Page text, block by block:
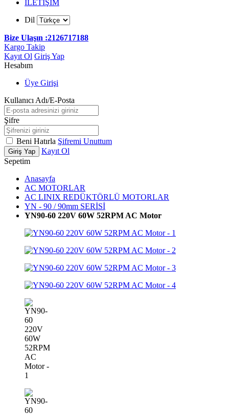
İLETİŞİM
Dil
Bize Ulaşın :2126717188
Kargo Takip
Kayıt Ol Giriş Yap
Hesabım
Üye Girişi
Kullanıcı Adı/E-Posta
Şifre
Beni Hatırla Şifremi Unuttum
Giriş Yap
Kayıt Ol
Sepetim
Anasayfa
AC MOTORLAR
AC LINIX REDÜKTÖRLÜ MOTORLAR
YN - 90 / 90mm SERİSİ
YN90-60 220V 60W 52RPM AC Motor